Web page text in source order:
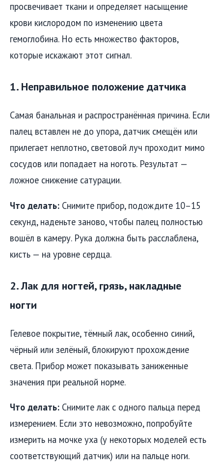
просвечивает ткани и определяет насыщение
крови кислородом по изменению цвета
гемоглобина. Но есть множество факторов,
которые искажают этот сигнал.
1. Неправильное положение датчика
Самая банальная и распространённая причина. Если
палец вставлен не до упора, датчик смещён или
прилегает неплотно, световой луч проходит мимо
сосудов или попадает на ноготь. Результат —
ложное снижение сатурации.
Что делать: Снимите прибор, подождите 10–15
секунд, наденьте заново, чтобы палец полностью
вошёл в камеру. Рука должна быть расслаблена,
кисть — на уровне сердца.
2. Лак для ногтей, грязь, накладные
ногти
Гелевое покрытие, тёмный лак, особенно синий,
чёрный или зелёный, блокируют прохождение
света. Прибор может показывать заниженные
значения при реальной норме.
Что делать: Снимите лак с одного пальца перед
измерением. Если это невозможно, попробуйте
измерить на мочке уха (у некоторых моделей есть
соответствующий датчик) или на пальце ноги.